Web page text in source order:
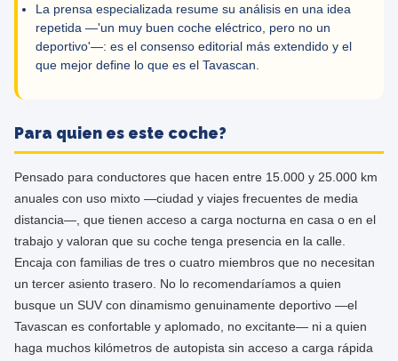
La prensa especializada resume su análisis en una idea
repetida —'un muy buen coche eléctrico, pero no un
deportivo'—: es el consenso editorial más extendido y el
que mejor define lo que es el Tavascan.
Para quien es este coche?
Pensado para conductores que hacen entre 15.000 y 25.000 km
anuales con uso mixto —ciudad y viajes frecuentes de media
distancia—, que tienen acceso a carga nocturna en casa o en el
trabajo y valoran que su coche tenga presencia en la calle.
Encaja con familias de tres o cuatro miembros que no necesitan
un tercer asiento trasero. No lo recomendaríamos a quien
busque un SUV con dinamismo genuinamente deportivo —el
Tavascan es confortable y aplomado, no excitante— ni a quien
haga muchos kilómetros de autopista sin acceso a carga rápida